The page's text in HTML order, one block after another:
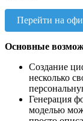
Перейти на
Основные
Создание
несколько
Генерация
моделью